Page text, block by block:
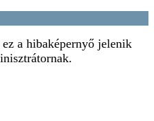
a hibaképernyő jelenik